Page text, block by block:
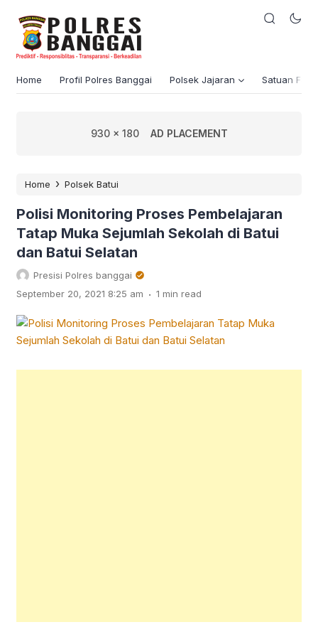
Home Profil Polres Banggai Polsek Jajaran Satuan
930 x 180 AD PLACEMENT
Home › Polsek Batui
Polisi Monitoring Proses Pembelajaran
Tatap Muka Sejumlah Sekolah di Batui
dan Batui Selatan
Presisi Polres banggai
September 20, 2021 8:25 am . 1 min read